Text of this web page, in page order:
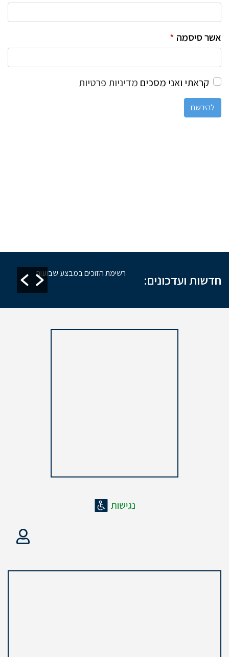
אשר סיסמה *
קראתי ואני מסכים מדיניות פרטיות
להירשם
חדשות ועדכונים: רשימת הזוכים במבצע שבועות